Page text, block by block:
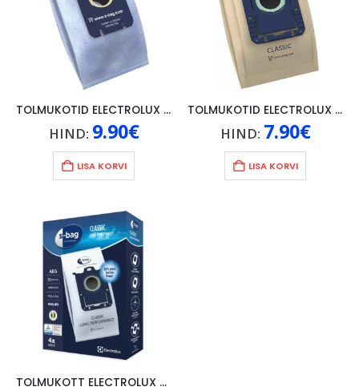
TOLMUKOTID ELECTROLUX SBAG ANTI-ODOUR 4TK
HIND: 9.90€
LISA KORVI
TOLMUKOTID ELECTROLUX SBAG CLASSIC 5TK
HIND: 7.90€
LISA KORVI
TOLMUKOTT ELECTROLUX S-BAG CALSSIC 4TK